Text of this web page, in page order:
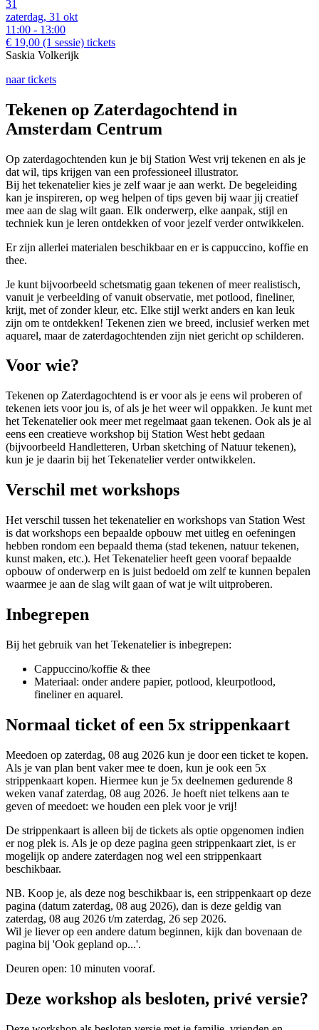
31
zaterdag, 31 okt
11:00 - 13:00
€ 19,00 (1 sessie) tickets
Saskia Volkerijk
naar tickets
Tekenen op Zaterdagochtend in
Amsterdam Centrum
Op zaterdagochtenden kun je bij Station West vrij tekenen en als je
dat wil, tips krijgen van een professioneel illustrator.
Bij het tekenatelier kies je zelf waar je aan werkt. De begeleiding
kan je inspireren, op weg helpen of tips geven bij waar jij creatief
mee aan de slag wilt gaan. Elk onderwerp, elke aanpak, stijl en
techniek kun je leren ontdekken of voor jezelf verder ontwikkelen.
Er zijn allerlei materialen beschikbaar en er is cappuccino, koffie en
thee.
Je kunt bijvoorbeeld schetsmatig gaan tekenen of meer realistisch,
vanuit je verbeelding of vanuit observatie, met potlood, fineliner,
krijt, met of zonder kleur, etc. Elke stijl werkt anders en kan leuk
zijn om te ontdekken! Tekenen zien we breed, inclusief werken met
aquarel, maar de zaterdagochtenden zijn niet gericht op schilderen.
Voor wie?
Tekenen op Zaterdagochtend is er voor als je eens wil proberen of
tekenen iets voor jou is, of als je het weer wil oppakken. Je kunt met
het Tekenatelier ook meer met regelmaat gaan tekenen. Ook als je al
eens een creatieve workshop bij Station West hebt gedaan
(bijvoorbeeld Handletteren, Urban sketching of Natuur tekenen),
kun je je daarin bij het Tekenatelier verder ontwikkelen.
Verschil met workshops
Het verschil tussen het tekenatelier en workshops van Station West
is dat workshops een bepaalde opbouw met uitleg en oefeningen
hebben rondom een bepaald thema (stad tekenen, natuur tekenen,
kunst maken, etc.). Het Tekenatelier heeft geen vooraf bepaalde
opbouw of onderwerp en is juist bedoeld om zelf te kunnen bepalen
waarmee je aan de slag wilt gaan of wat je wilt uitproberen.
Inbegrepen
Bij het gebruik van het Tekenatelier is inbegrepen:
Cappuccino/koffie & thee
Materiaal: onder andere papier, potlood, kleurpotlood,
fineliner en aquarel.
Normaal ticket of een 5x strippenkaart
Meedoen op zaterdag, 08 aug 2026 kun je door een ticket te kopen.
Als je van plan bent vaker mee te doen, kun je ook een 5x
strippenkaart kopen. Hiermee kun je 5x deelnemen gedurende 8
weken vanaf zaterdag, 08 aug 2026. Je hoeft niet telkens aan te
geven of meedoet: we houden een plek voor je vrij!
De strippenkaart is alleen bij de tickets als optie opgenomen indien
er nog plek is. Als je op deze pagina geen strippenkaart ziet, is er
mogelijk op andere zaterdagen nog wel een strippenkaart
beschikbaar.
NB. Koop je, als deze nog beschikbaar is, een strippenkaart op deze
pagina (datum zaterdag, 08 aug 2026), dan is deze geldig van
zaterdag, 08 aug 2026 t/m zaterdag, 26 sep 2026.
Wil je liever op een andere datum beginnen, kijk dan bovenaan de
pagina bij 'Ook gepland op...'.
Deuren open: 10 minuten vooraf.
Deze workshop als besloten, privé versie?